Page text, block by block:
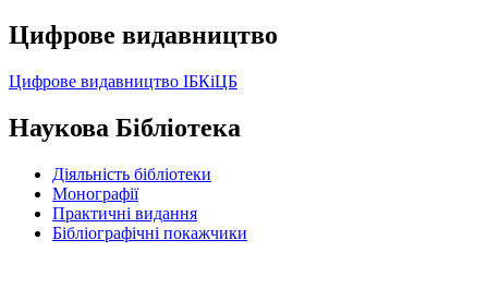
Цифрове видавництво
Цифрове видавництво ІБКіЦБ
Наукова Бібліотека
Діяльність бібліотеки
Монографії
Практичні видання
Бібліографічні покажчики